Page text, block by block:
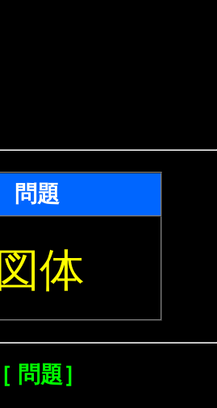
問題
図体
［ 問題］